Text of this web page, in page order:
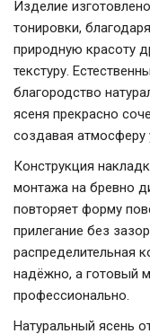
Изделие
тонировки,
природную красоту
текстуру.
благородство
ясеня прекрасно
создавая атмосферу
Конструкция
монтажа на бревно
повторяет форму
прилегание без
распределительная
надёжно, а готовый
профессионально.
Натуральный ясень